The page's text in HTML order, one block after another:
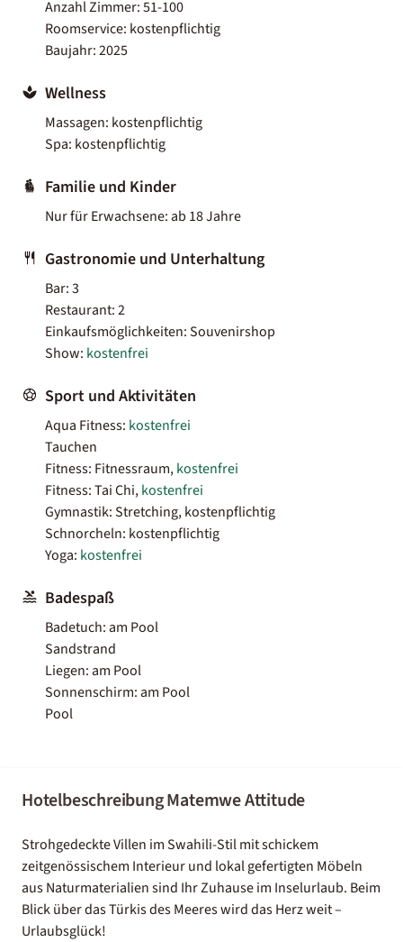
Anzahl Zimmer: 51-100
Roomservice: kostenpflichtig
Baujahr: 2025
Wellness
Massagen: kostenpflichtig
Spa: kostenpflichtig
Familie und Kinder
Nur für Erwachsene: ab 18 Jahre
Gastronomie und Unterhaltung
Bar: 3
Restaurant: 2
Einkaufsmöglichkeiten: Souvenirshop
Show: kostenfrei
Sport und Aktivitäten
Aqua Fitness: kostenfrei
Tauchen
Fitness: Fitnessraum,kostenfrei
Fitness: Tai Chi,kostenfrei
Gymnastik: Stretching, kostenpflichtig
Schnorcheln: kostenpflichtig
Yoga: kostenfrei
Badespaß
Badetuch: am Pool
Sandstrand
Liegen: am Pool
Sonnenschirm: am Pool
Pool
Hotelbeschreibung Matemwe Attitude
Strohgedeckte Villen im Swahili-Stil mit schickem
zeitgenössischem Interieur und lokal gefertigten Möbeln
aus Naturmaterialien sind Ihr Zuhause im Inselurlaub. Beim
Blick über das Türkis des Meeres wird das Herz weit –
Urlaubsglück!